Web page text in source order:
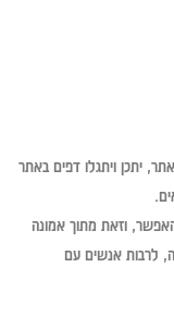
יתכן ויתגלו דפים באתר
וזאת מתוך אמונה
לרבות אנשים עם